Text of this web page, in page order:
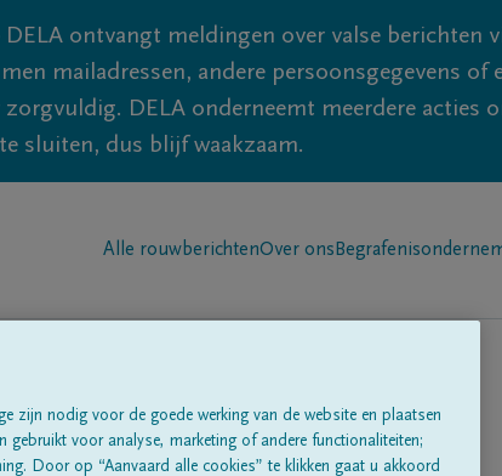
DELA ontvangt meldingen over valse berichten
mailadressen, andere persoonsgegevens of
DELA onderneemt meerdere acties
sluiten, dus blijf waakzaam.
Alle rouwberichtenOver ons
zijn nodig voor de goede werking van de website en plaatsen
gebruikt voor analyse, marketing of andere functionaliteiten;
Door op “Aanvaard alle cookies” te klikken gaat u akkoord